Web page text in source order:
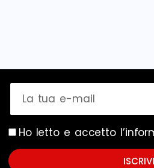
Ho letto e accetto l’